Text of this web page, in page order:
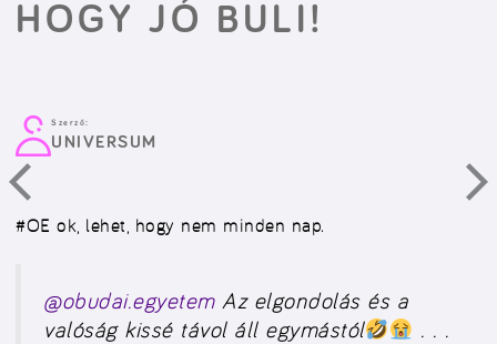
HOGY JÓ BULI!
Szerző:
UNIVERSUM
#OE ok, lehet, hogy nem minden nap.
@obudai.egyetemAz elgondolás és a
valóság kissé távol áll egymástól
. . .